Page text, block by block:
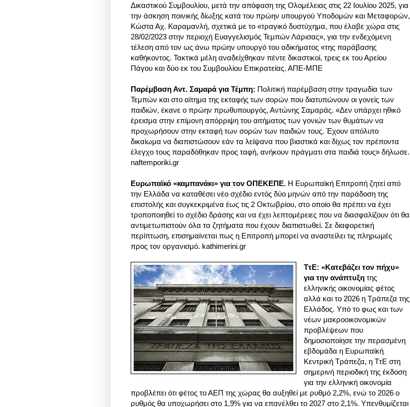
Δικαστικού Συμβουλίου, μετά την απόφαση της Ολομέλειας στις 22 Ιουλίου 2025, για
την άσκηση ποινικής δίωξης κατά του πρώην υπουργού Υποδομών και Μεταφορών,
Κώστα Αχ. Καραμανλή, σχετικά με το «τραγικό δυστύχημα, που έλαβε χώρα στις
28/02/2023 στην περιοχή Ευαγγελισμός Τεμπών Λάρισας», για την ενδεχόμενη
τέλεση από τον ως άνω πρώην υπουργό του αδικήματος «της παράβασης
καθήκοντος. Τακτικά μέλη αναδείχθηκαν πέντε δικαστικοί, τρεις εκ του Αρείου
Πάγου και δύο εκ του Συμβουλίου Επικρατείας. ΑΠΕ-ΜΠΕ
Παρέμβαση Αντ. Σαμαρά για Τέμπη: Πολιτική παρέμβαση στην τραγωδία των
Τεμπών και στο αίτημα της εκταφής των σορών που διατυπώνουν οι γονείς των
παιδιών, έκανε ο πρώην πρωθυπουργός, Αντώνης Σαμαράς. «Δεν υπάρχει ηθικό
έρεισμα στην επίμονη απόρριψη του αιτήματος των γονιών των θυμάτων να
προχωρήσουν στην εκταφή των σορών των παιδιών τους. Έχουν απόλυτο
δικαίωμα να διαπιστώσουν εάν τα λείψανα που βιαστικά και δίχως τον πρέποντα
έλεγχο τους παραδόθηκαν προς ταφή, ανήκουν πράγματι στα παιδιά τους» δήλωσε.
naftemporiki.gr
Ευρωπαϊκό «καμπανάκι» για τον ΟΠΕΚΕΠΕ. Η Ευρωπαϊκή Επιτροπή ζητεί από
την Ελλάδα να καταθέσει νέο σχέδιο εντός δύο μηνών από την παράδοση της
επιστολής και συγκεκριμένα έως τις 2 Οκτωβρίου, στο οποίο θα πρέπει να έχει
τροποποιηθεί το σχέδιο δράσης και να έχει λεπτομέρειες που να διασφαλίζουν ότι θα
αντιμετωπιστούν όλα τα ζητήματα που έχουν διαπιστωθεί. Σε διαφορετική
περίπτωση, επισημαίνεται πως η Επιτροπή μπορεί να αναστείλει τις πληρωμές
προς τον οργανισμό. kathimerini.gr
ΤτΕ: «Κατεβάζει τον πήχυ»
για την ανάπτυξητης
ελληνικής οικονομίας φέτος
αλλά και το 2026 η Τράπεζα της
Ελλάδος. Υπό το φως και των
νέων μακροοικονομικών
προβλέψεων που
δημοσιοποίησε την περασμένη
εβδομάδα η Ευρωπαϊκή
Κεντρική Τράπεζα, η ΤτΕ στη
σημερινή περιοδική της έκδοση
για την ελληνική οικονομία
προβλέπει ότι φέτος το ΑΕΠ της χώρας θα αυξηθεί με ρυθμό 2,2%, ενώ το 2026 ο
ρυθμός θα υποχωρήσει στο 1,9% για να επανέλθει το 2027 στο 2,1%. Υπενθυμίζεται